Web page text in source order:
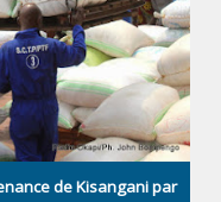
de Kisangani par